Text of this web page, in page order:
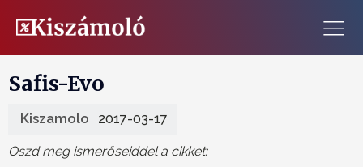
Safis-Evo
Kiszamolo 2017-03-17
Oszd meg ismerőseiddel a cikket: